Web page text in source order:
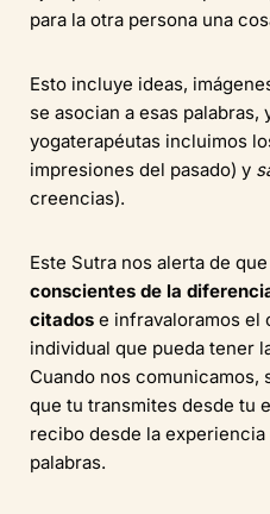
para la otra persona una
Esto incluye ideas,
se asocian a esas palabras,
yogaterapéutas incluimos
impresiones del pasado) y
creencias).
Este Sutra nos alerta de que
conscientes de la
citados e infravaloramos el
individual que pueda tener
Cuando nos comunicamos,
que tu transmites desde tu
recibo desde la
palabras.